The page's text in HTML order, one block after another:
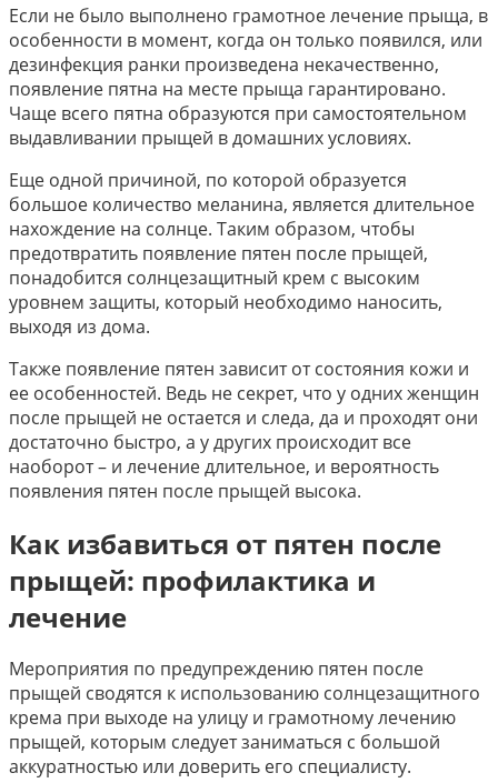
Если не было выполнено грамотное лечение прыща, в
особенности в момент, когда он только появился, или
дезинфекция ранки произведена некачественно,
появление пятна на месте прыща гарантировано.
Чаще всего пятна образуются при самостоятельном
выдавливании прыщей в домашних условиях.
Еще одной причиной, по которой образуется
большое количество меланина, является длительное
нахождение на солнце. Таким образом, чтобы
предотвратить появление пятен после прыщей,
понадобится солнцезащитный крем с высоким
уровнем защиты, который необходимо наносить,
выходя из дома.
Также появление пятен зависит от состояния кожи и
ее особенностей. Ведь не секрет, что у одних женщин
после прыщей не остается и следа, да и проходят они
достаточно быстро, а у других происходит все
наоборот – и лечение длительное, и вероятность
появления пятен после прыщей высока.
Как избавиться от пятен после
прыщей: профилактика и
лечение
Мероприятия по предупреждению пятен после
прыщей сводятся к использованию солнцезащитного
крема при выходе на улицу и грамотному лечению
прыщей, которым следует заниматься с большой
аккуратностью или доверить его специалисту.